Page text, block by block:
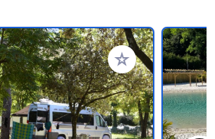
Zu Ihren Favoriten